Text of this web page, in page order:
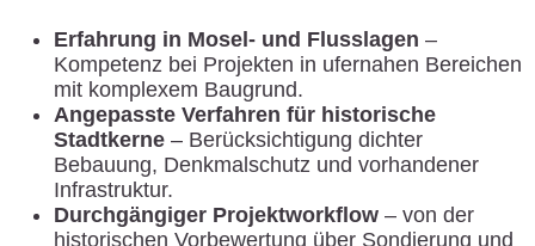
Erfahrung in Mosel- und Flusslagen –
Kompetenz bei Projekten in ufernahen Bereichen
mit komplexem Baugrund.
Angepasste Verfahren für historische
Stadtkerne – Berücksichtigung dichter
Bebauung, Denkmalschutz und vorhandener
Infrastruktur.
Durchgängiger Projektworkflow – von der
historischen Vorbewertung über Sondierung und